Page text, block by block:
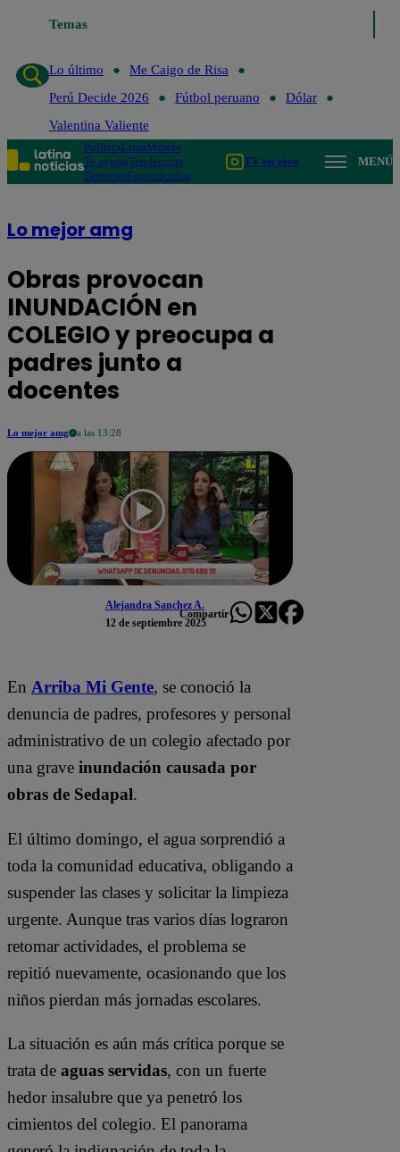
Temas
Lo último
Me Caigo de Risa
Perú Decide 2026
Fútbol peruano
Dólar
Valentina Valiente
PolíticaLimaMundo
Te ayudoTendencias
DeportesEspectáculos
TV en vivo MENÚ
Lo mejor amg
Obras provocan
INUNDACIÓN en
COLEGIO y preocupa a
padres junto a
docentes
Lo mejor amg a las 13:28
Alejandra Sanchez A.
12 de septiembre 2025
Compartir
En Arriba Mi Gente, se conoció la
denuncia de padres, profesores y personal
administrativo de un colegio afectado por
una grave inundación causada por
obras de Sedapal.
El último domingo, el agua sorprendió a
toda la comunidad educativa, obligando a
suspender las clases y solicitar la limpieza
urgente. Aunque tras varios días lograron
retomar actividades, el problema se
repitió nuevamente, ocasionando que los
niños pierdan más jornadas escolares.
La situación es aún más crítica porque se
trata de aguas servidas, con un fuerte
hedor insalubre que ya penetró los
cimientos del colegio. El panorama